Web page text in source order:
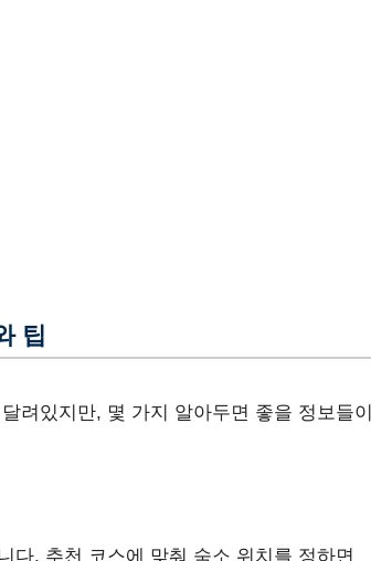
팁
려있지만, 몇 가지 알아두면 좋을 정보들이
다. 추천 코스에 맞춰 숙소 위치를 정하면